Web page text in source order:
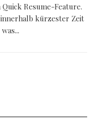
Resume-Feature.
kürzester Zeit